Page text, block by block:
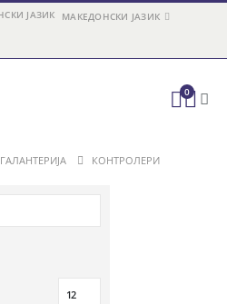
МАКЕДОНСКИ ЈАЗИК
0
ГАЛАНТЕРИЈА КОНТРОЛЕРИ